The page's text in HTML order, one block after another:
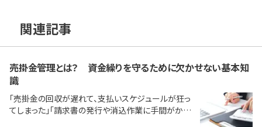
関連記事
売掛金管理とは？ 資金繰りを守るために欠かせない基本知
識
「売掛金の回収が遅れて、支払いスケジュールが狂っ
てしまった」「請求書の発行や消込作業に手間がかか